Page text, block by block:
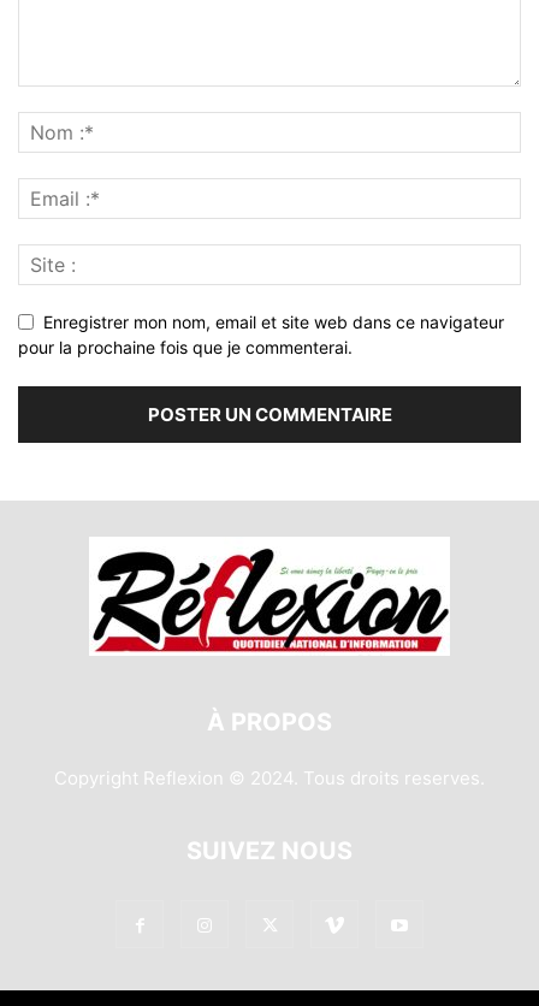
Enregistrer mon nom, email et site web dans ce navigateur
pour la prochaine fois que je commenterai.
À PROPOS
Copyright Reflexion © 2024. Tous droits reserves.
SUIVEZ NOUS